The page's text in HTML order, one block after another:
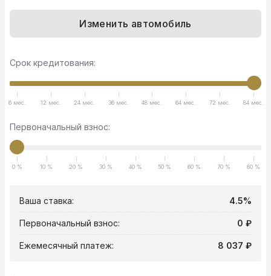
Изменить автомобиль
Срок кредитования:
6 мес. 12 мес. 24 мес. 36 мес. 48 мес. 64 мес. 72 мес. 84 мес.
Первоначальный взнос:
0 % 10 % 20 % 30 % 40 % 50 % 60 % 70 % 80 %
Ваша ставка: 4.5%
Первоначальный взнос: 0 ₽
Ежемесячный платеж: 8 037 ₽